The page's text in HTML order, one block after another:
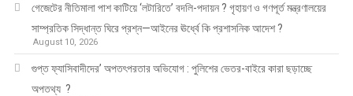
গেজেটের নীতিমালা পাশ কাটিয়ে ‘লটারিতে’ বদলি-পদায়ন ? গৃহায়ণ ও গণপূর্ত মন্ত্রণালয়ের
সাম্প্রতিক সিদ্ধান্ত ঘিরে প্রশ্ন—আইনের ঊর্ধ্বে কি প্রশাসনিক আদেশ ?
August 10, 2026
গুপ্ত ফ্যাসিবাদীদের’ অপতৎপরতার অভিযোগ : পুলিশের ভেতর-বাইরে কারা ছড়াচ্ছে
অপতথ্য ?